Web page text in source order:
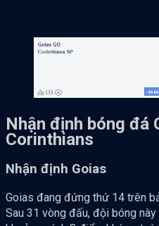
Nhận định bóng đá
Corinthians
Nhận định Goias
Goias đang đứng thứ 14 trên
Sau 31 vòng đấu, đội bóng